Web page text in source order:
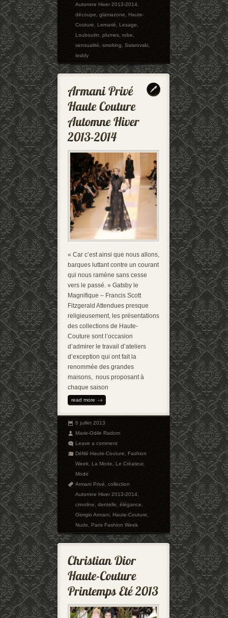
Automne Hiver 2013-2014,
découpe,glamazone,Haute-
Couture,Lemarié,Lesage,
Louboutin,plumes,robe,
sensualité,smoking,Swarovski,
teddy
« Car c’est ainsi que nous allons,
barques luttant contre un courant
qui nous ramène sans cesse
vers le passé. » Gatsby le
Magnifique – Francis Scott
Fitzgerald Attendues presque
religieusement, les présentations
des collections de Haute-
Couture sont l’occasion
d’admirer le travail d’ateliers
d’exception qui ont fait la
renommée des grandes
maisons, nous proposant à
chaque saison
read more
6 juillet 2013
Marie-Odile Radom
Leave a comment
Défilé Haute-Couture,Fashion
Week,La Mode,Le Créateur,
Mode
Armani Privé,collection
Automne Hiver 2013-2014,
crinoline,dentelle,élégance,
Giorgio Armani,Haute-Couture,
Nude,Paris Fashion Week